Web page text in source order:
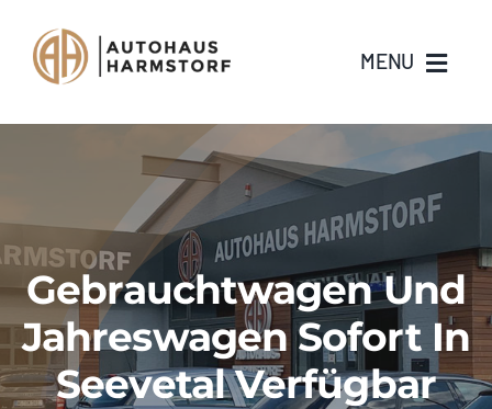
content
MENU
Gebrauchtwagen Und
Jahreswagen Sofort In
Seevetal Verfügbar